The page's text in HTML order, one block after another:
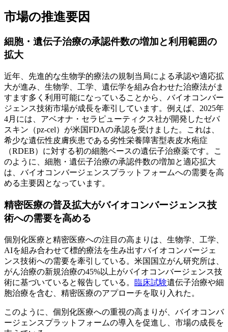
市場の推進要因
細胞・遺伝子治療の承認件数の増加と利用範囲の
拡大
近年、先進的な生物学的療法の規制当局による承認や適応拡
大が進み、生物学、工学、遺伝学を組み合わせた治療法がま
すます多く利用可能になっていることから、バイオコンバー
ジェンス技術市場が成長を牽引しています。例えば、2025年
4月には、アベオナ・セラピューティクス社が開発したゼバ
スキン（pz-cel）が米国FDAの承認を受けました。これは、
希少な遺伝性皮膚疾患である劣性栄養障害型表皮水疱症
（RDEB）に対する初の細胞ベースの遺伝子治療薬です。こ
のように、細胞・遺伝子治療の承認件数の増加と適応拡大
は、バイオコンバージェンスプラットフォームへの需要を高
める主要因となっています。
精密医療の普及拡大がバイオコンバージェンス技
術への需要を高める
個別化医療と精密医療への注目の高まりは、生物学、工学、
AIを組み合わせて標的療法を生み出すバイオコンバージェ
ンス技術への需要を牽引している。米国国立がん研究所は、
がん治療の新規治療の45%以上がバイオコンバージェンス技
術に基づいていると報告している。 臨床試験遺伝子治療や細
胞治療を含む、精密医療のアプローチを取り入れた。
このように、個別化医療への重視の高まりが、バイオコンバ
ージェンスプラットフォームの導入を促進し、市場の成長を